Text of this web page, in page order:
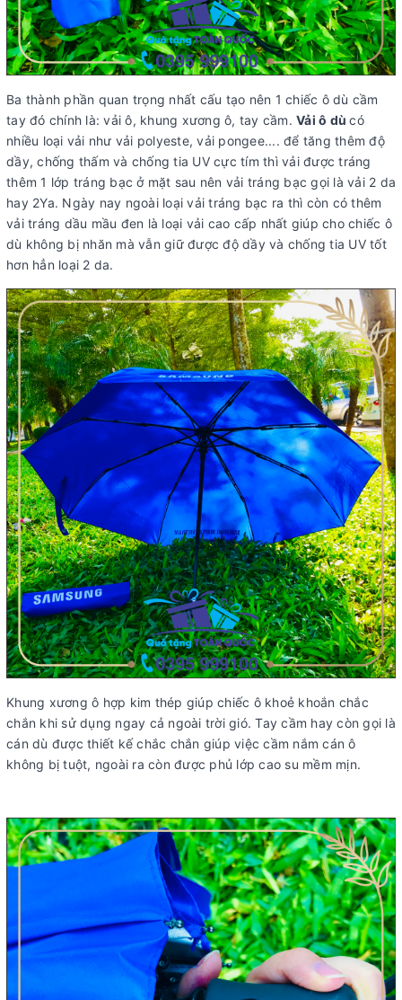
Ba thành phần quan trọng nhất cấu tạo nên 1 chiếc ô dù cầm
tay đó chính là: vải ô, khung xương ô, tay cầm. Vải ô dùcó
nhiều loại vải như vải polyeste, vải pongee.... để tăng thêm độ
dầy, chống thấm và chống tia UV cực tím thì vải được tráng
thêm 1 lớp tráng bạc ở mặt sau nên vải tráng bạc gọi là vải 2 da
hay 2Ya. Ngày nay ngoài loại vải tráng bạc ra thì còn có thêm
vải tráng dầu mầu đen là loại vải cao cấp nhất giúp cho chiếc ô
dù không bị nhăn mà vẫn giữ được độ dầy và chống tia UV tốt
hơn hẳn loại 2 da.
Khung xương ô hợp kim thép giúp chiếc ô khoẻ khoắn chắc
chắn khi sử dụng ngay cả ngoài trời gió. Tay cầm hay còn gọi là
cán dù được thiết kế chắc chắn giúp việc cầm nắm cán ô
không bị tuột, ngoài ra còn được phủ lớp cao su mềm mịn.